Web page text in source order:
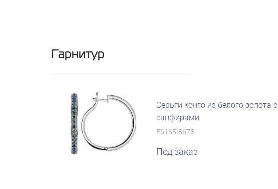
Гарнитур
Серьги конго из белого золота с
сапфирами
E6135-8673
Под заказ